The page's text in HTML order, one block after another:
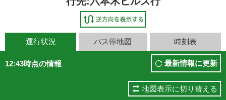
運行状況 バス停地図 時刻表
12:43時点の情報 最新情報に更新
地図表示に切り替える